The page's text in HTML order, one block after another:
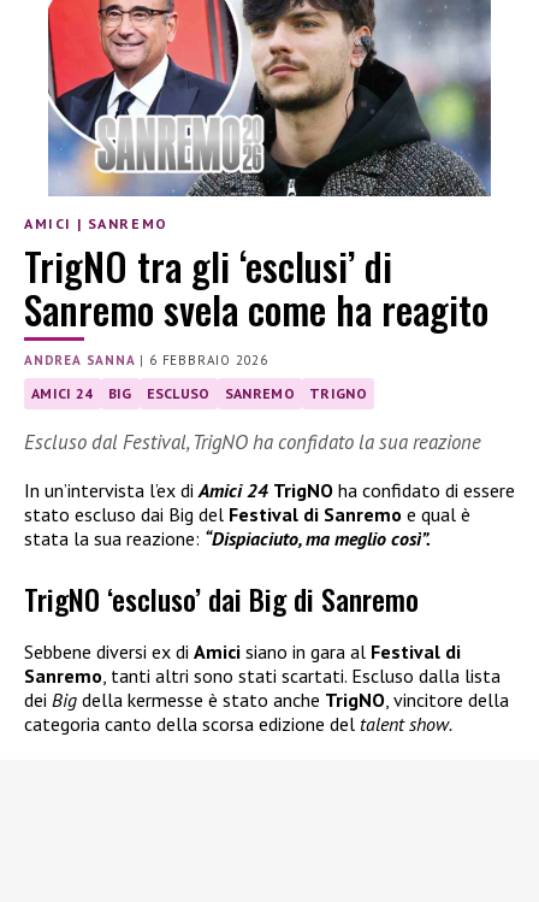
AMICI | SANREMO
TrigNO tra gli ‘esclusi’ di
Sanremo svela come ha reagito
ANDREA SANNA | 6 FEBBRAIO 2026
AMICI 24 BIG ESCLUSO SANREMO TRIGNO
Escluso dal Festival, TrigNO ha confidato la sua reazione
In un’intervista l’ex di Amici 24 TrigNO ha confidato di essere
stato escluso dai Big del Festival di Sanremo e qual è
stata la sua reazione: “Dispiaciuto, ma meglio così”.
TrigNO ‘escluso’ dai Big di Sanremo
Sebbene diversi ex di Amici siano in gara al Festival di
Sanremo, tanti altri sono stati scartati. Escluso dalla lista
dei Big della kermesse è stato anche TrigNO, vincitore della
categoria canto della scorsa edizione del talent show.